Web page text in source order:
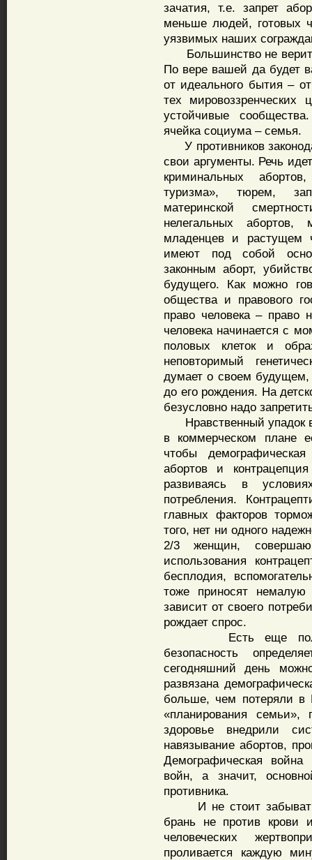
зачатия, т.е. запрет
меньше людей, готовых
уязвимых наших
Большинство не верит
По вере вашей да будет
от идеального бытия –
тех мировоззренческих
устойчивые
ячейка социума – семья.
У противников
свои аргументы. Речь
криминальных
туризма», тюрем,
материнской
нелегальных абортов,
младенцев и растущем
имеют под собой
законным аборт,
будущего. Как можно
общества и правового
право человека – право
человека начинается с
половых клеток и
неповторимый
думает о своем
до его рождения. На
безусловно надо
Нравственный упадок
в коммерческом плане
чтобы
абортов и
развиваясь в
потребления.
главных факторов
того, нет ни одного
2/3 женщин,
использования
бесплодия,
тоже приносят
зависит от своего
рождает спрос.
Есть еще
безопасность
сегодняшний день
развязана
больше, чем потеряли в
«планирования
здоровье внедрили
навязывание абортов,
Демографическая
войн, а значит,
противника.
И не стоит забывать
брань не против крови
человеческих
проливается каждую